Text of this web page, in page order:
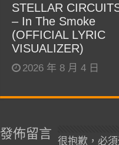
STELLAR
– In The Smoke
(OFFICIAL LYRIC
VISUALIZER)
2026 年 8 月 4 日
發佈留言
很抱歉，必須